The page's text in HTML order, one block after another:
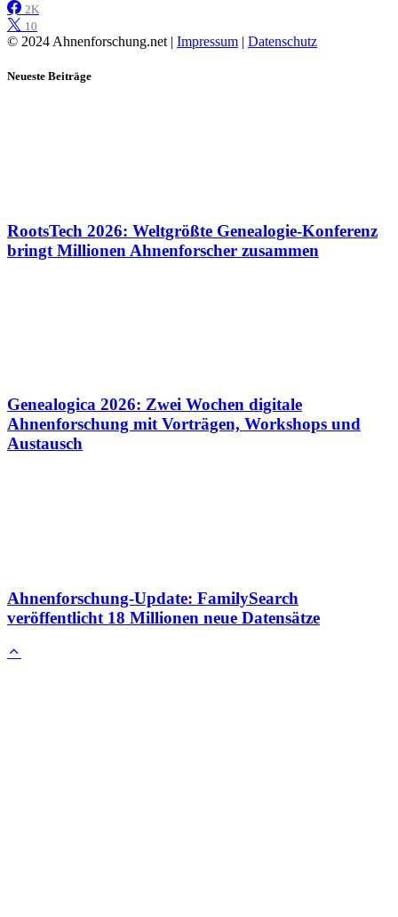
2K
10
© 2024 Ahnenforschung.net | Impressum | Datenschutz
Neueste Beiträge
RootsTech 2026: Weltgrößte Genealogie-Konferenz
bringt Millionen Ahnenforscher zusammen
Genealogica 2026: Zwei Wochen digitale
Ahnenforschung mit Vorträgen, Workshops und
Austausch
Ahnenforschung-Update: FamilySearch
veröffentlicht 18 Millionen neue Datensätze